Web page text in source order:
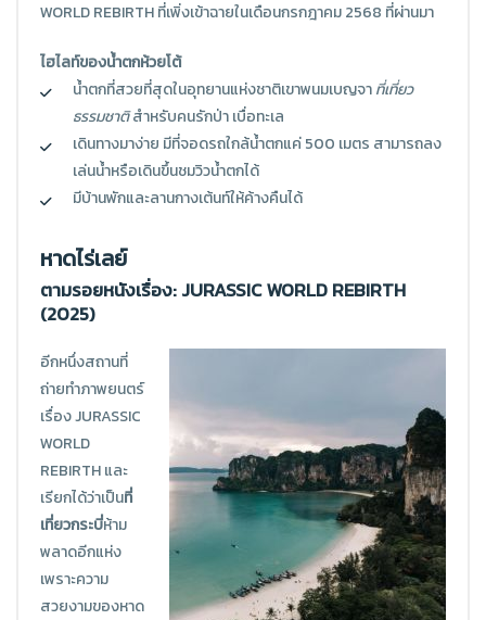
WORLD REBIRTH ที่เพิ่งเข้าฉายในเดือนกรกฎาคม 2568 ที่ผ่านมา
ไฮไลท์ของน้ำตกห้วยโต้
น้ำตกที่สวยที่สุดในอุทยานแห่งชาติเขาพนมเบญจาที่เที่ยว
ธรรมชาติสำหรับคนรักป่า เบื่อทะเล
เดินทางมาง่าย มีที่จอดรถใกล้น้ำตกแค่ 500 เมตร สามารถลง
เล่นน้ำหรือเดินขึ้นชมวิวน้ำตกได้
มีบ้านพักและลานกางเต้นท์ให้ค้างคืนได้
หาดไร่เลย์
ตามรอยหนังเรื่อง: JURASSIC WORLD REBIRTH
(2025)
อีกหนึ่งสถานที่
ถ่ายทำภาพยนตร์
เรื่อง JURASSIC
WORLD
REBIRTH และ
เรียกได้ว่าเป็นที่
เที่ยวกระบี่ห้าม
พลาดอีกแห่ง
เพราะความ
สวยงามของหาด